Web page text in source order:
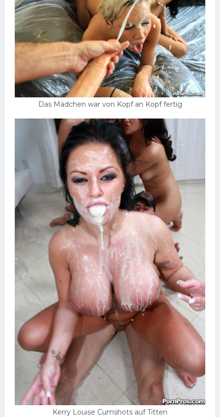
Das Mädchen war von Kopf an Kopf fertig
Kerry Louise Cumshots auf Titten